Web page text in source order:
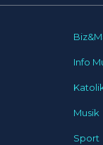
Info
Musik
Sport